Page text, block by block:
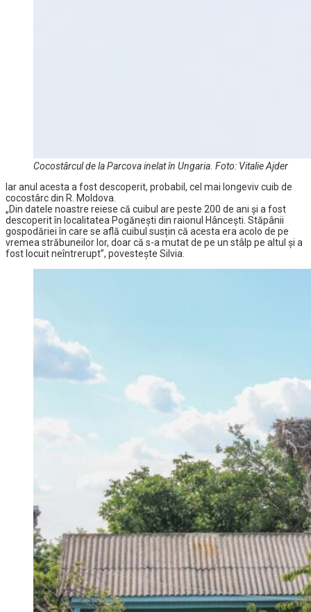
Cocostârcul de la Parcova inelat în Ungaria. Foto: Vitalie Ajder
Iar anul acesta a fost descoperit, probabil, cel mai longeviv cuib de
cocostârc din R. Moldova.
„Din datele noastre reiese că cuibul are peste 200 de ani și a fost
descoperit în localitatea Pogănești din raionul Hâncești. Stăpânii
gospodăriei în care se află cuibul susțin că acesta era acolo de pe
vremea străbuneilor lor, doar că s-a mutat de pe un stâlp pe altul și a
fost locuit neîntrerupt”, povestește Silvia.